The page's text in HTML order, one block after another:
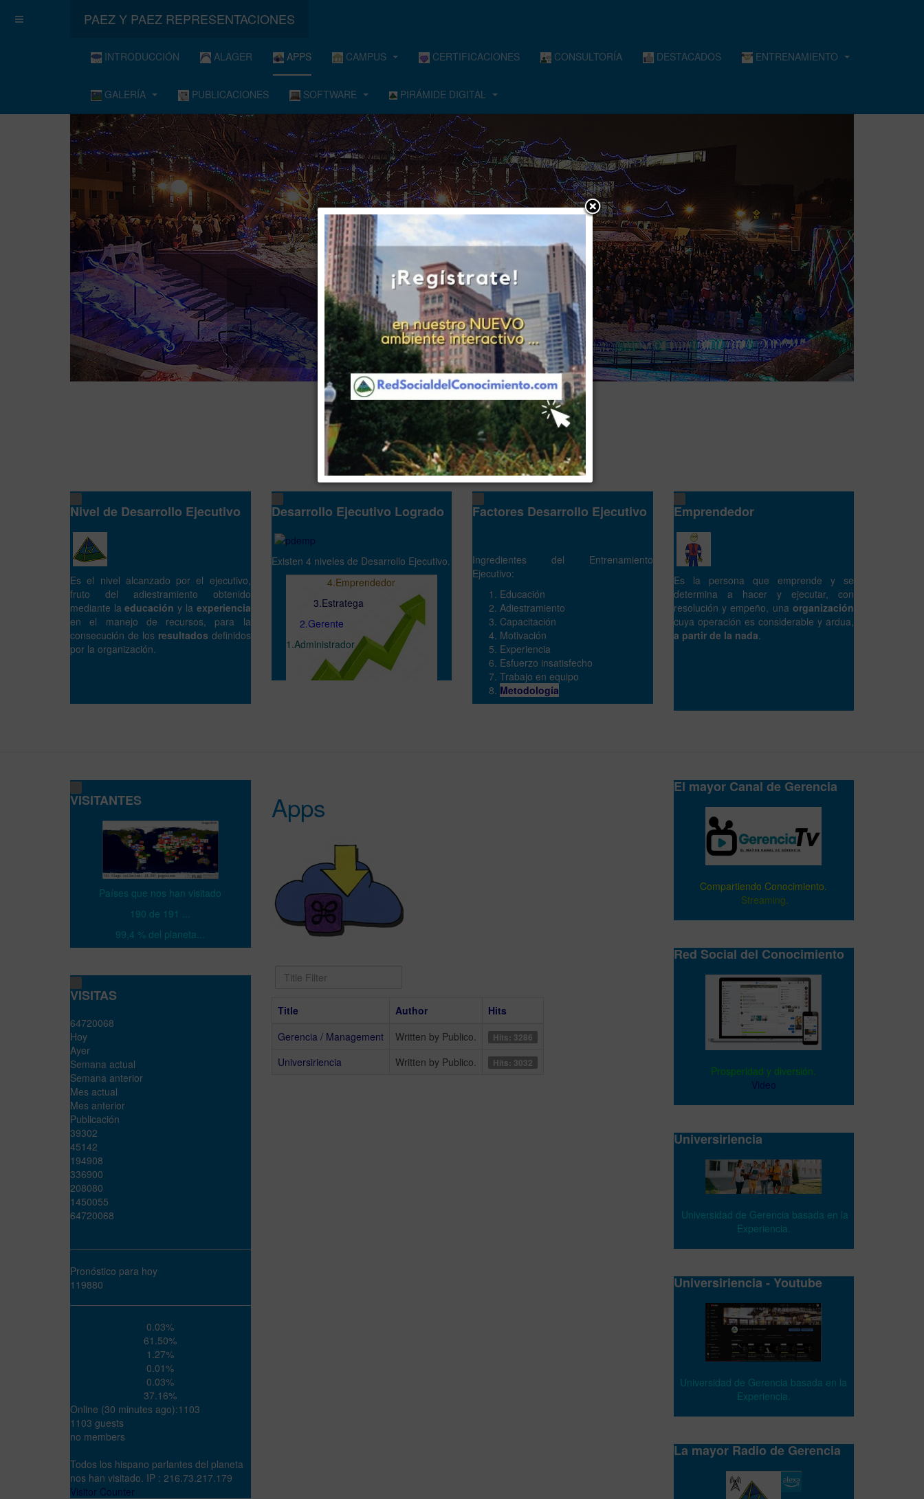
PAEZ Y PAEZ REPRESENTACIONES
INTRODUCCIÓN ALAGER APPS CAMPUS CERTIFICACIONES CONSULTORÍA DESTACADOS ENTRENAMIENTO
GALERÍA PUBLICACIONES SOFTWARE PIRÁMIDE DIGITAL
www . piramide digital . com
Gerencia:Clientes, Estrategia, Personal y Sistemas/Procesos...
Nivel de Desarrollo Ejecutivo
Es el nivel alcanzado por el ejecutivo,
fruto del adiestramiento obtenido
mediante laeducación y la experiencia
en el manejo de recursos, para la
consecución de los resultados definidos
por la organización.
Desarrollo Ejecutivo Logrado
Existen 4 niveles de Desarrollo Ejecutivo.
4.Emprendedor
3.Estratega
2.Gerente
1.Administrador
Factores Desarrollo Ejecutivo
Ingredientes del Entrenamiento
Ejecutivo:
Educación
Adiestramiento
Capacitación
Motivación
Experiencia
Esfuerzo insatisfecho
Trabajo en equipo
Metodología
Emprendedor
Es la persona que emprende y se
determina a hacer y ejecutar, con
resolución y empeño, una organización
cuya operación es considerable y ardua,
a partir de la nada.
Apps
Title
Title
Author
Hits
Gerencia / Management
Written by Publico. Hits: 3286
Universiriencia Written by Publico. Hits: 3032
VISITANTES
Países que nos han visitado
190 de 191 ...
99,4 % del planeta...
VISITAS
64720068
Hoy
Ayer
Semana actual
Semana anterior
Mes actual
Mes anterior
Publicación
39302
45142
194908
336900
208080
1450055
64720068
Pronóstico para hoy
119880
0.03%
61.50%
1.27%
0.01%
0.03%
37.16%
Online (30 minutes ago):1103
1103 guests
no members
Todos los hispano parlantes del planeta
nos han visitado. IP : 216.73.217.179
Visitor Counter
El mayor Canal de Gerencia
Compartiendo Conocimiento.
Streaming.
Red Social del Conocimiento
Prosperidad y diversión.
Video
Universiriencia
Universidad de Gerencia basada en la
Experiencia.
Universiriencia - Youtube
Universidad de Gerencia basada en la
Experiencia.
La mayor Radio de Gerencia